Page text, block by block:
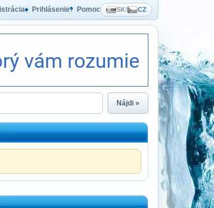
Prihlásenie Pomoc SK/ CZ
Nájdi »